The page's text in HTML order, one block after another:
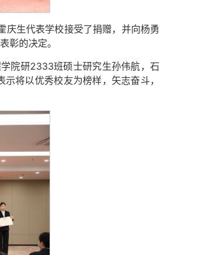
生代表学校接受了捐赠，并向杨勇
彰的决定。
院研2333班硕士研究生孙伟航，石
将以优秀校友为榜样，矢志奋斗，